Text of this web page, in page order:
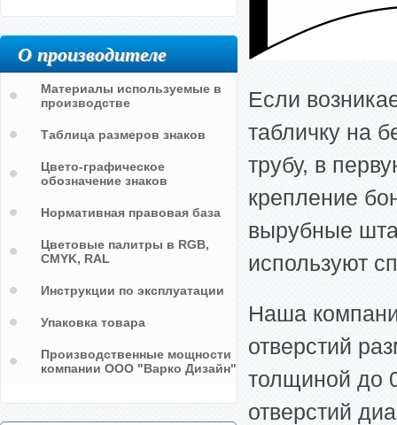
Если
табличку на
трубу, в
крепление
вырубные
используют
Наша
отверстий
толщиной до
отверстий
О производителе
Материалы используемые в
производстве
Таблица размеров знаков
Цвето-графическое
обозначение знаков
Нормативная правовая база
Цветовые палитры в RGB,
CMYK, RAL
Инструкции по эксплуатации
Упаковка товара
Производственные мощности
компании ООО "Варко Дизайн"